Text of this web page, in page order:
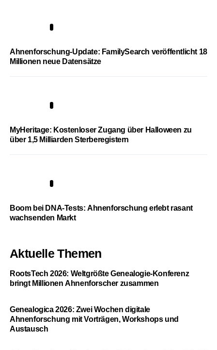
Ahnenforschung-Update: FamilySearch veröffentlicht 18
Millionen neue Datensätze
MyHeritage: Kostenloser Zugang über Halloween zu
über 1,5 Milliarden Sterberegistern
Boom bei DNA-Tests: Ahnenforschung erlebt rasant
wachsenden Markt
Aktuelle Themen
RootsTech 2026: Weltgrößte Genealogie-Konferenz
bringt Millionen Ahnenforscher zusammen
Genealogica 2026: Zwei Wochen digitale
Ahnenforschung mit Vorträgen, Workshops und
Austausch